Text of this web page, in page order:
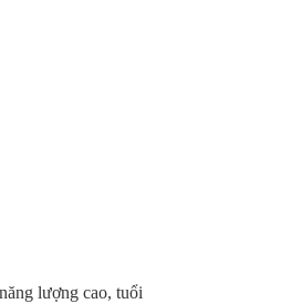
lượng cao, tuổi